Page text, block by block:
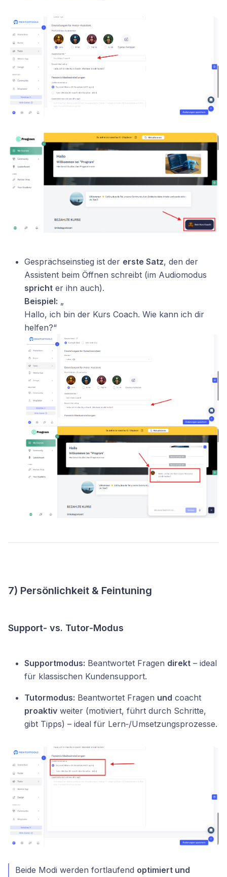
Gesprächseinstieg ist der erste Satz, den der
Assistent beim Öffnen schreibt (im Audiomodus
spricht er ihn auch).
Beispiel: „
Hallo, ich bin der Kurs Coach. Wie kann ich dir
helfen?“
7) Persönlichkeit & Feintuning
Support‑ vs. Tutor‑Modus
Supportmodus: Beantwortet Fragen direkt – ideal
für klassischen Kundensupport.
Tutormodus: Beantwortet Fragen und coacht
proaktiv weiter (motiviert, führt durch Schritte,
gibt Tipps) – ideal für Lern‑/Umsetzungsprozesse.
Beide Modi werden fortlaufend optimiert und